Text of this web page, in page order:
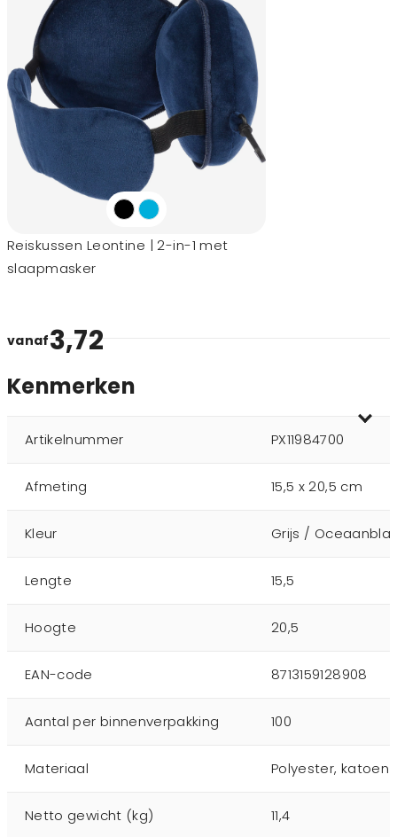
Reiskussen Leontine | 2-in-1 met
slaapmasker
vanaf3,72
Kenmerken
Artikelnummer PX11984700
Afmeting 15,5 x 20,5 cm
Kleur Grijs /
Lengte 15,5
Hoogte 20,5
EAN-code 8713159128908
Aantal per binnenverpakking 100
Materiaal Polyester, katoen
Netto gewicht (kg) 11,4